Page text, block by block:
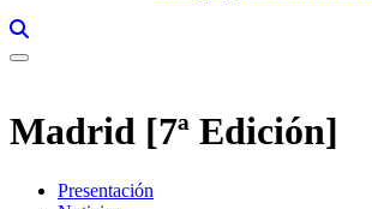
Madrid [7ª Edición]
Presentación